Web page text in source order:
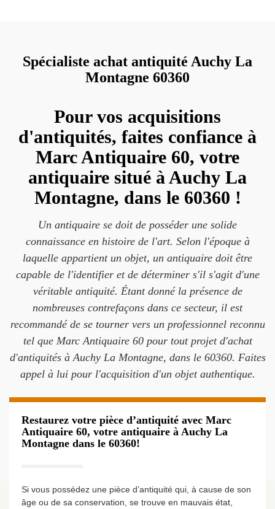
Spécialiste achat antiquité Auchy La
Montagne 60360
Pour vos acquisitions
d'antiquités, faites confiance à
Marc Antiquaire 60, votre
antiquaire situé à Auchy La
Montagne, dans le 60360 !
Un antiquaire se doit de posséder une solide
connaissance en histoire de l'art. Selon l'époque à
laquelle appartient un objet, un antiquaire doit être
capable de l'identifier et de déterminer s'il s'agit d'une
véritable antiquité. Étant donné la présence de
nombreuses contrefaçons dans ce secteur, il est
recommandé de se tourner vers un professionnel reconnu
tel que Marc Antiquaire 60 pour tout projet d'achat
d'antiquités à Auchy La Montagne, dans le 60360. Faites
appel à lui pour l'acquisition d'un objet authentique.
Restaurez votre pièce d’antiquité avec Marc
Antiquaire 60, votre antiquaire à Auchy La
Montagne dans le 60360!
Si vous possédez une pièce d’antiquité qui, à cause de son
âge ou de sa conservation, se trouve en mauvais état,